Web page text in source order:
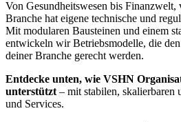
Von Gesundheitswesen bis
Branche hat eigene technische und
Mit modularen Bausteinen und einem
entwickeln wir Betriebsmodelle, die
deiner Branche gerecht werden.
Entdecke unten, wie VSHN
unterstützt – mit stabilen, skalierbaren
und Services.